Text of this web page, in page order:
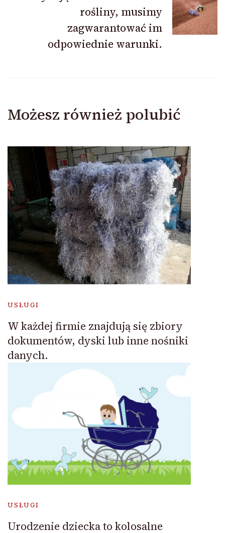
rośliny, musimy
zagwarantować im
odpowiednie warunki.
Możesz również polubić
USŁUGI
W każdej firmie znajdują się zbiory
dokumentów, dyski lub inne nośniki
danych.
USŁUGI
Urodzenie dziecka to kolosalne